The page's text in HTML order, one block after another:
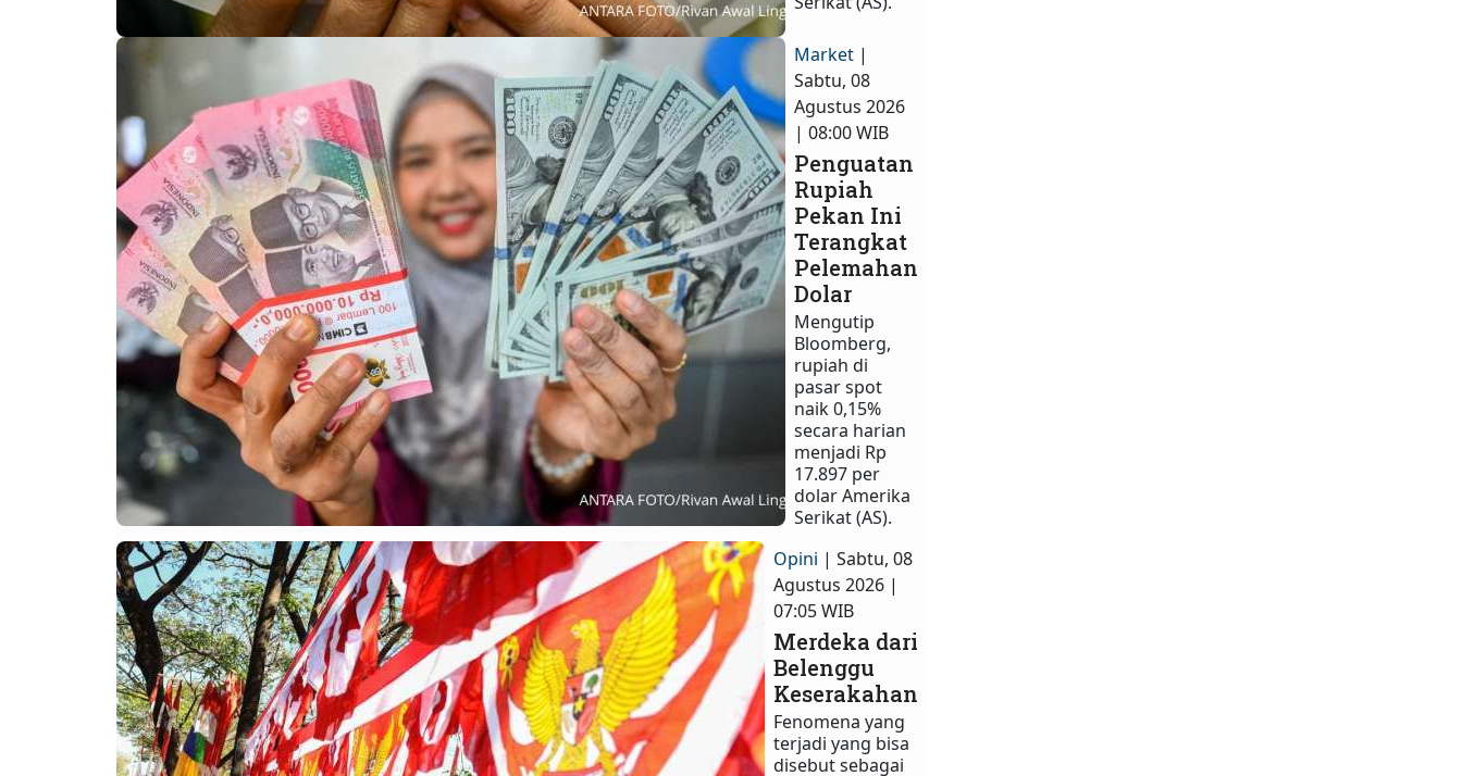
Market |
Sabtu, 08
Agustus 2026
| 08:00 WIB
Penguatan
Rupiah
Pekan Ini
Terangkat
Pelemahan
Dolar
Mengutip
Bloomberg,
rupiah di
pasar spot
naik 0,15%
secara harian
menjadi Rp
17.897 per
dolar Amerika
Serikat (AS).
Opini | Sabtu, 08
Agustus 2026 |
07:05 WIB
Merdeka dari
Belenggu
Keserakahan
Fenomena yang
terjadi yang bisa
disebut sebagai